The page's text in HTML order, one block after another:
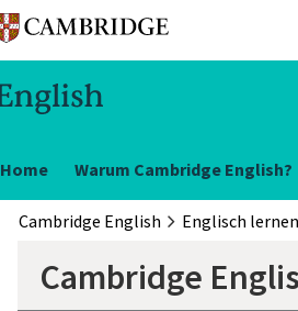
Home Warum Cambridge English?
Cambridge English Englisch lernen
Cambridge